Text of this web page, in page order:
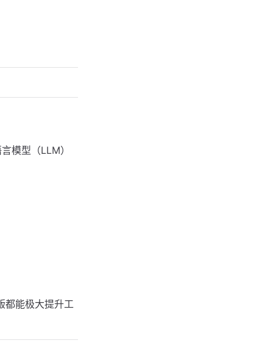
模型（LLM）
都能极大提升工